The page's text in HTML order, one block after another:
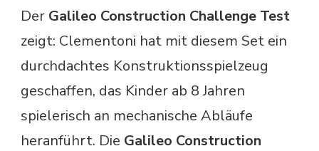
Der Galileo Construction Challenge Test
zeigt: Clementoni hat mit diesem Set ein
durchdachtes Konstruktionsspielzeug
geschaffen, das Kinder ab 8 Jahren
spielerisch an mechanische Abläufe
heranführt. Die Galileo Construction